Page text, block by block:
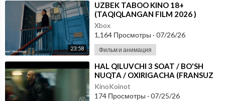
23:58
⁣UZBEK TABOO KINO 18+
(TAQIQLANGAN FILM 2026 )
Xbox
1,164 Просмотры · 07/26/26
Фильм и анимация
⁣HAL QILUVCHI 3 SOAT / BO'SH
NUQTA / OXIRIGACHA (FRANSUZ
KINO 2010) O'ZBEK TILIDA
KinoKoinot
174 Просмотры · 07/25/26